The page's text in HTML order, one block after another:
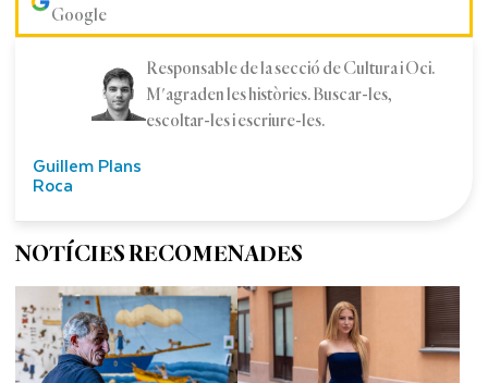
Google
Guillem Plans
Roca
Responsable de la secció de Cultura i Oci.
M'agraden les històries. Buscar-les,
escoltar-les i escriure-les.
NOTÍCIES RECOMENADES